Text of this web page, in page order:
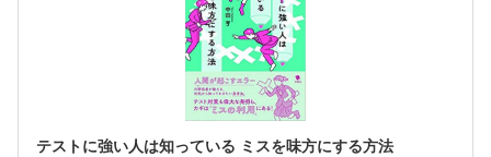
テストに強い人は知っている ミスを味方にする方法